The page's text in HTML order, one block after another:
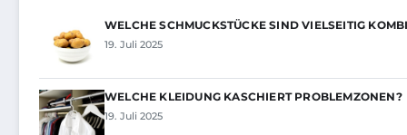
WELCHE SCHMUCKSTÜCKE SIND VIELSEITIG
19. Juli 2025
WELCHE KLEIDUNG KASCHIERT PROBLEMZONEN?
19. Juli 2025